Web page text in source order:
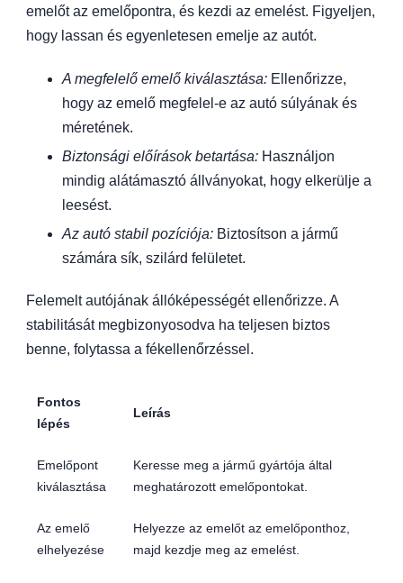
emelőt az emelőpontra, és kezdi az emelést. Figyeljen,
hogy lassan és egyenletesen emelje az autót.
A megfelelő emelő kiválasztása: Ellenőrizze,
hogy az emelő megfelel-e az autó súlyának és
méretének.
Biztonsági előírások betartása: Használjon
mindig alátámasztó állványokat, hogy elkerülje a
leesést.
Az autó stabil pozíciója: Biztosítson a jármű
számára sík, szilárd felületet.
Felemelt autójának állóképességét ellenőrizze. A
stabilitását megbizonyosodva ha teljesen biztos
benne, folytassa a fékellenőrzéssel.
Fontos
lépés
Leírás
Emelőpont
kiválasztása
Keresse meg a jármű gyártója által
meghatározott emelőpontokat.
Az emelő
elhelyezése
Helyezze az emelőt az emelőponthoz,
majd kezdje meg az emelést.